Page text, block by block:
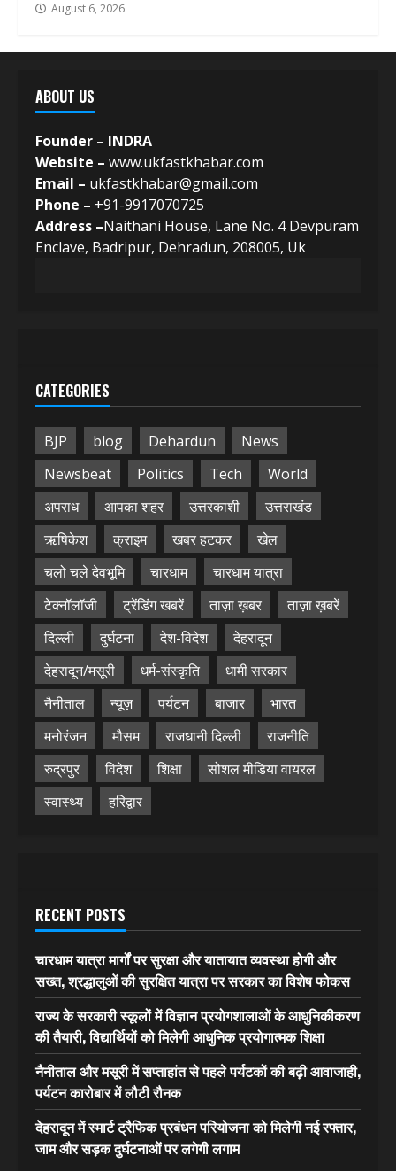
August 6, 2026
ABOUT US
Founder – INDRA
Website – www.ukfastkhabar.com
Email – ukfastkhabar@gmail.com
Phone – +91-9917070725
Address –Naithani House, Lane No. 4 Devpuram
Enclave, Badripur, Dehradun, 208005, Uk
CATEGORIES
BJP blog Dehardun
News
Newsbeat
Politics Tech
World
अपराध
आपका शहर उत्तरकाशी
उत्तराखंड
ऋषिकेश
क्राइम खबर हटकर
खेल
चलो चले देवभूमि
चारधाम
चारधाम यात्रा
टेक्नॉलॉजी
ट्रेंडिंग खबरें ताज़ा ख़बर
ताज़ा ख़बरें
दिल्ली
दुर्घटना देश-विदेश
देहरादून
देहरादून/मसूरी
धर्म-संस्कृति
धामी सरकार
नैनीताल
न्यूज़ पर्यटन बाजार
भारत
मनोरंजन
मौसम राजधानी दिल्ली
राजनीति
रुद्रपुर
विदेश शिक्षा
सोशल मीडिया वायरल
स्वास्थ्य
हरिद्वार
RECENT POSTS
चारधाम यात्रा मार्गों पर सुरक्षा और यातायात व्यवस्था होगी और
सख्त, श्रद्धालुओं की सुरक्षित यात्रा पर सरकार का विशेष फोकस
राज्य के सरकारी स्कूलों में विज्ञान प्रयोगशालाओं के आधुनिकीकरण
की तैयारी, विद्यार्थियों को मिलेगी आधुनिक प्रयोगात्मक शिक्षा
नैनीताल और मसूरी में सप्ताहांत से पहले पर्यटकों की बढ़ी आवाजाही,
पर्यटन कारोबार में लौटी रौनक
देहरादून में स्मार्ट ट्रैफिक प्रबंधन परियोजना को मिलेगी नई रफ्तार,
जाम और सड़क दुर्घटनाओं पर लगेगी लगाम